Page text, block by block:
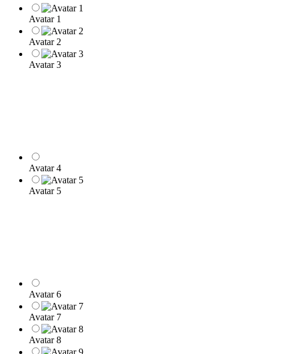
Avatar 1
Avatar 2
Avatar 3
Avatar 4
Avatar 5
Avatar 6
Avatar 7
Avatar 8